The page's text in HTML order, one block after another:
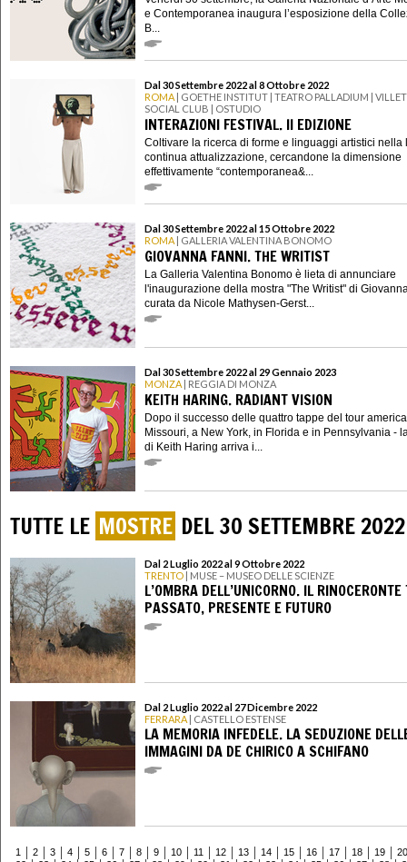
e Contemporanea inaugura l’esposizione della
B...
Dal 30 Settembre 2022 al 8 Ottobre 2022
ROMA | GOETHE INSTITUT | TEATRO PALLADIUM |
SOCIAL CLUB | OSTUDIO
INTERAZIONI FESTIVAL. II EDIZIONE
Coltivare la ricerca di forme e linguaggi artistici nella
continua attualizzazione, cercandone la dimensione
effettivamente “contemporanea&...
Dal 30 Settembre 2022 al 15 Ottobre 2022
ROMA | GALLERIA VALENTINA BONOMO
GIOVANNA FANNI. THE WRITIST
La Galleria Valentina Bonomo è lieta di annunciare
l'inaugurazione della mostra "The Writist" di
curata da Nicole Mathysen-Gerst...
Dal 30 Settembre 2022 al 29 Gennaio 2023
MONZA | REGGIA DI MONZA
KEITH HARING. RADIANT VISION
Dopo il successo delle quattro tappe del tour
Missouri, a New York, in Florida e in Pennsylvania -
di Keith Haring arriva i...
TUTTE LE MOSTRE DEL 30 SETTEMBRE 2022
Dal 2 Luglio 2022 al 9 Ottobre 2022
TRENTO | MUSE – MUSEO DELLE SCIENZE
L’OMBRA DELL’UNICORNO. IL RINOCERONTE
PASSATO, PRESENTE E FUTURO
Dal 2 Luglio 2022 al 27 Dicembre 2022
FERRARA | CASTELLO ESTENSE
LA MEMORIA INFEDELE. LA SEDUZIONE
IMMAGINI DA DE CHIRICO A SCHIFANO
1 2 3 4 5 6 7 8 9 10 11 12 13 14 15 16 17 18 19
20